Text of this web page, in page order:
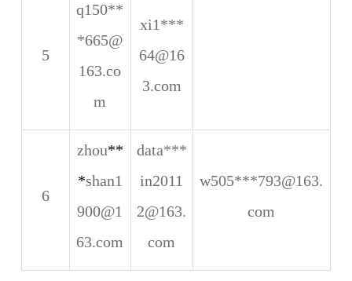
5
q150**
*665@
163.co
m
xi1***
64@16
3.com
6
zhou**
*shan1
900@1
63.com
data***
in2011
2@163.
com
w505***793@163.
com